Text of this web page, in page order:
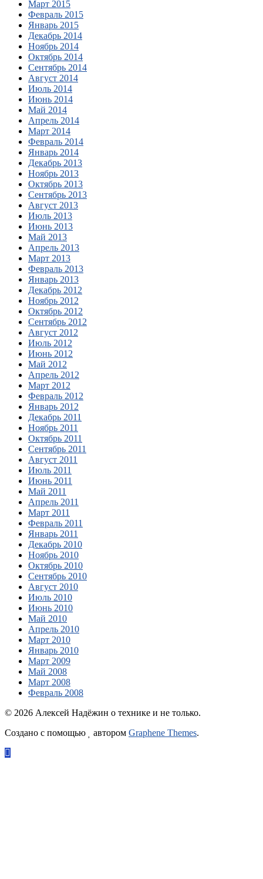
Март 2015
Февраль 2015
Январь 2015
Декабрь 2014
Ноябрь 2014
Октябрь 2014
Сентябрь 2014
Август 2014
Июль 2014
Июнь 2014
Май 2014
Апрель 2014
Март 2014
Февраль 2014
Январь 2014
Декабрь 2013
Ноябрь 2013
Октябрь 2013
Сентябрь 2013
Август 2013
Июль 2013
Июнь 2013
Май 2013
Апрель 2013
Март 2013
Февраль 2013
Январь 2013
Декабрь 2012
Ноябрь 2012
Октябрь 2012
Сентябрь 2012
Август 2012
Июль 2012
Июнь 2012
Май 2012
Апрель 2012
Март 2012
Февраль 2012
Январь 2012
Декабрь 2011
Ноябрь 2011
Октябрь 2011
Сентябрь 2011
Август 2011
Июль 2011
Июнь 2011
Май 2011
Апрель 2011
Март 2011
Февраль 2011
Январь 2011
Декабрь 2010
Ноябрь 2010
Октябрь 2010
Сентябрь 2010
Август 2010
Июль 2010
Июнь 2010
Май 2010
Апрель 2010
Март 2010
Январь 2010
Март 2009
Май 2008
Март 2008
Февраль 2008
© 2026 Алексей Надёжин о технике и не только.
Создано с помощью
автором Graphene Themes.